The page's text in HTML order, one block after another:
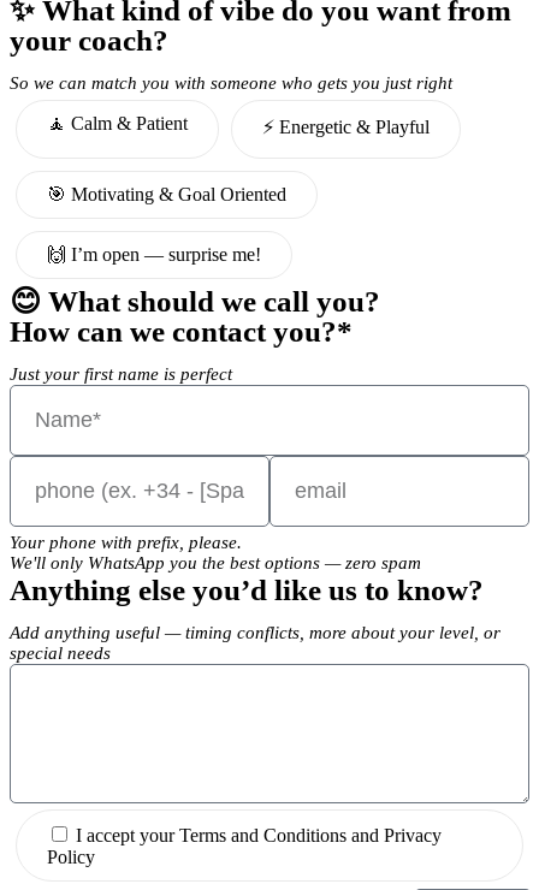
✨ What kind of vibe do you want from
your coach?
So we can match you with someone who gets you just right
🧘 Calm & Patient ⚡️ Energetic & Playful
🎯 Motivating & Goal Oriented
🙌 I’m open — surprise me!
😊 What should we call you?
How can we contact you?*
Just your first name is perfect
Your phone with prefix, please.
We'll only WhatsApp you the best options — zero spam
Anything else you’d like us to know?
Add anything useful — timing conflicts, more about your level, or
special needs
I accept your Terms and Conditions and Privacy
Policy